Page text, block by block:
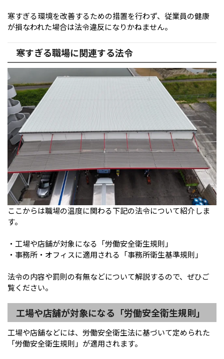
寒すぎる環境を改善するための措置を行わず、従業員の健康
が損なわれた場合は法令違反になりかねません。
寒すぎる職場に関連する法令
ここからは職場の温度に関わる下記の法令について紹介しま
す。
・工場や店舗が対象になる「労働安全衛生規則」
・事務所・オフィスに適用される「事務所衛生基準規則」
法令の内容や罰則の有無などについて解説するので、ぜひご
覧ください。
工場や店舗が対象になる「労働安全衛生規則」
工場や店舗などには、労働安全衛生法に基づいて定められた
「労働安全衛生規則」が適用されます。